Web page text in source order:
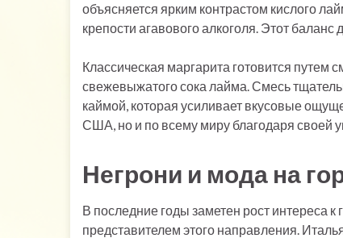
объясняется ярким контрастом кислого
крепости агавового алкоголя. Этот
Классическая маргарита готовится путем
свежевыжатого сока лайма. Смесь
каймой, которая усиливает вкусовые
США, но и по всему миру благодаря своей
Негрони и мода на
В последние годы заметен рост интереса
представителем этого направления.